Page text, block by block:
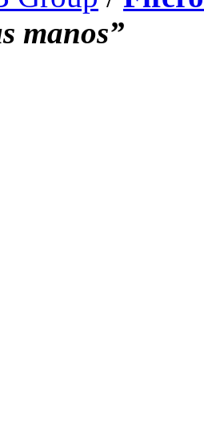
manos”